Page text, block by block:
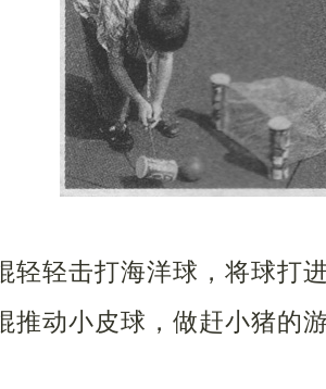
轻轻击打海洋球，将球打
推动小皮球，做赶小猪的